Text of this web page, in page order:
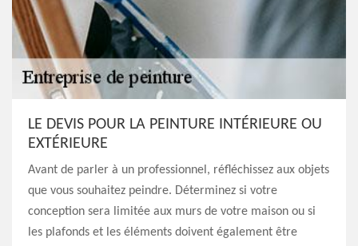
LE DEVIS POUR LA PEINTURE INTÉRIEURE OU
EXTÉRIEURE
Avant de parler à un professionnel, réfléchissez aux objets
que vous souhaitez peindre. Déterminez si votre
conception sera limitée aux murs de votre maison ou si
les plafonds et les éléments doivent également être